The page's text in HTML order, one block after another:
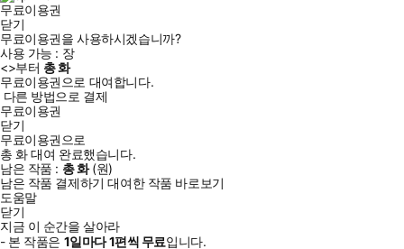
무료이용권
닫기
무료이용권을 사용하시겠습니까?
사용 가능 : 장
<>부터 총화
무료이용권으로 대여합니다.
다른 방법으로 결제
무료이용권
닫기
무료이용권으로
총 화대여 완료했습니다.
남은 작품 : 총화(원)
남은 작품 결제하기 대여한 작품 바로보기
도움말
닫기
지금 이 순간을 살아라
- 본 작품은 1일마다1편씩 무료입니다.